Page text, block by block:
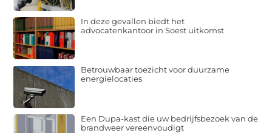
In deze gevallen biedt het
advocatenkantoor in Soest uitkomst
Betrouwbaar toezicht voor duurzame
energielocaties
Een Dupa-kast die uw bedrijfsbezoek van de
brandweer vereenvoudigt